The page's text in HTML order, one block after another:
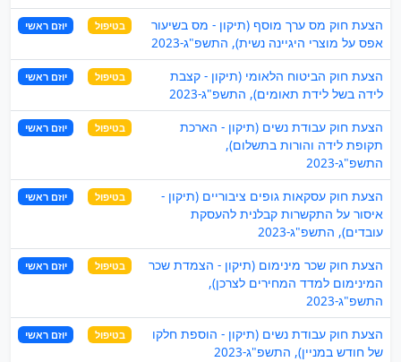
הצעת חוק מס ערך מוסף (תיקון - מס בשיעור
אפס על מוצרי היגיינה נשית), התשפ"ג-2023
בטיפול יוזם ראשי
הצעת חוק הביטוח הלאומי (תיקון - קצבת
לידה בשל לידת תאומים), התשפ"ג-2023
בטיפול יוזם ראשי
הצעת חוק עבודת נשים (תיקון - הארכת
תקופת לידה והורות בתשלום),
התשפ"ג-2023
בטיפול יוזם ראשי
הצעת חוק עסקאות גופים ציבוריים (תיקון -
איסור על התקשרות קבלנית להעסקת
עובדים), התשפ"ג-2023
בטיפול יוזם ראשי
הצעת חוק שכר מינימום (תיקון - הצמדת שכר
המינימום למדד המחירים לצרכן),
התשפ"ג-2023
בטיפול יוזם ראשי
הצעת חוק עבודת נשים (תיקון - הוספת חלקו
של חודש במניין), התשפ"ג-2023
בטיפול יוזם ראשי